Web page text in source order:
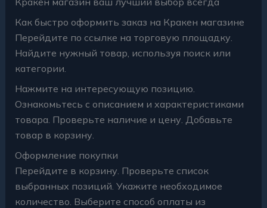
Как быстро оформить заказ на Кракен магазине
Перейдите по ссылке на торговую площадку.
Найдите нужный товар, используя поиск или
категории.
Нажмите на интересующую позицию.
Ознакомьтесь с описанием и характеристиками
товара. Проверьте наличие и цену. Добавьте
товар в корзину.
Оформление покупки
Перейдите в корзину. Проверьте список
выбранных позиций. Укажите необходимое
количество. Выберите способ оплаты из